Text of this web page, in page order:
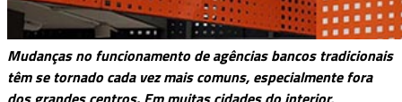
Mudanças no funcionamento de agências bancos tradicionais
têm se tornado cada vez mais comuns, especialmente fora